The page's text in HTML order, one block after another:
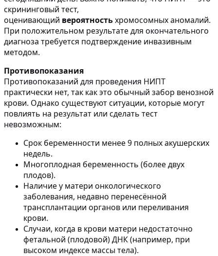
скрининговый тест,
оценивающий вероятностьхромосомных аномалий.
При положительном результате для окончательного
диагноза требуется подтверждение инвазивным
методом.
Противопоказания
Противопоказаний для проведения НИПТ
практически нет, так как это обычный забор венозной
крови. Однако существуют ситуации, которые могут
повлиять на результат или сделать тест
невозможным:
Срок беременности менее 9 полных акушерских
недель.
Многоплодная беременность (более двух
плодов).
Наличие у матери онкологического
заболевания, недавно перенесённой
трансплантации органов или переливания
крови.
Случаи, когда в крови матери недостаточно
фетальной (плодовой) ДНК (например, при
высоком индексе массы тела).